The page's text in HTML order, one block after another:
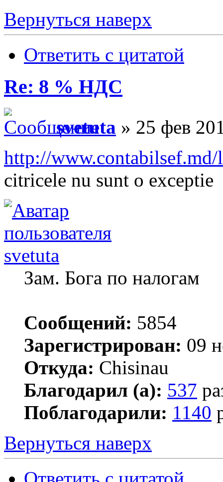
Вернуться наверх
Ответить с цитатой
Re: 8 % НДС
svetuta » 25 фев
http://
citricele nu sunt o exceptie
svetuta
Зам. Бога по налогам
Сообщений: 5854
Зарегистрирован: 09
Откуда: Chisinau
Благодарил (а): 537
Поблагодарили: 1140
Вернуться наверх